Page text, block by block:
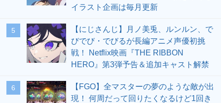
イラスト企画は毎月更新
5
【にじさんじ】月ノ美兎、ルンルン、で
びでび・でびるが長編アニメ声優初挑
戦！ Netflix映画『THE RIBBON
HERO』第3弾予告＆追加キャスト解禁
6
【FGO】全マスターの夢のような敵が出
現！ 何周だって回りたくなるけど1回き